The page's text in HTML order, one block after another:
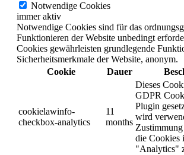
Notwendige Cookies
immer aktiv
Notwendige Cookies sind für das
Funktionieren der Website unbedingt
Cookies gewährleisten grundlegende
Sicherheitsmerkmale der Website, anonym.
Cookie
Dauer
cookielawinfo-
checkbox-analytics
11
months
Dieses
GDPR
Plugin
wird
die Cookies
"Analytics"